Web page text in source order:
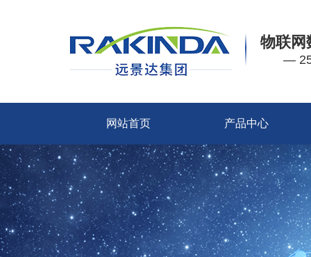
物联网
—
网站首页 产品中心